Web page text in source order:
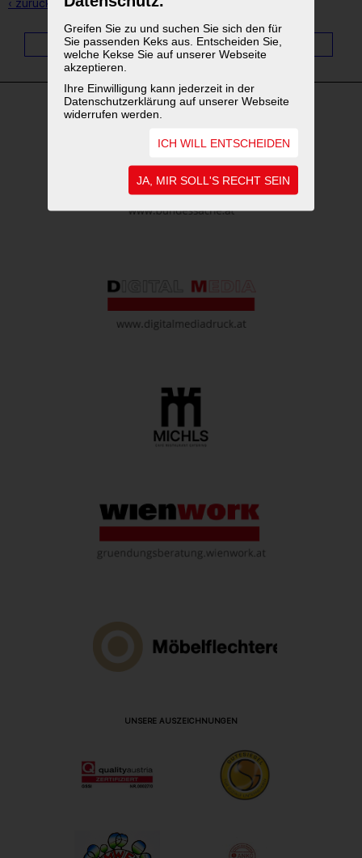
Greifen Sie zu und suchen Sie sich den für
Sie passenden Keks aus. Entscheiden Sie,
welche Kekse Sie auf unserer Webseite
akzeptieren.
Ihre Einwilligung kann jederzeit in der
Datenschutzerklärung auf unserer Webseite
widerrufen werden.
ICH WILL ENTSCHEIDEN
JA, MIR SOLL'S RECHT SEIN
1 ... 4 5 6 7 8 9 10
UNSERE AUSZEICHNUNGEN